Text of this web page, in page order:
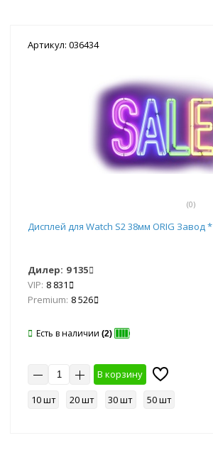
Артикул: 036434
(0)
Дисплей для Watch S2 38мм ORIG Завод *
Дилер: 9 135
VIP: 8 831
Premium: 8 526
Есть в наличии (2)
В корзину
10 шт
20 шт 30 шт 50 шт